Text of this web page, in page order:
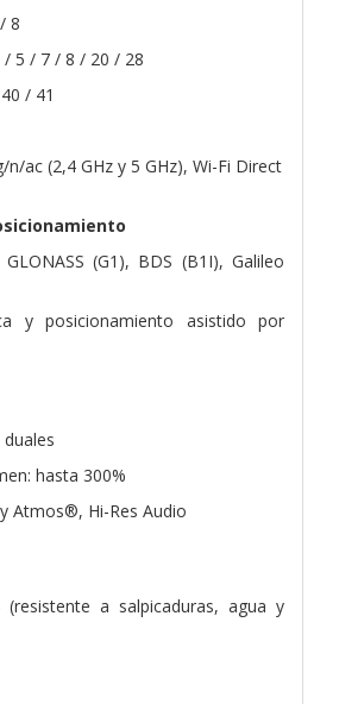
8
/ 5 / 7 / 8 / 20 / 28
/ 41
n/ac (2,4 GHz y 5 GHz), Wi-Fi Direct
GLONASS (G1), BDS (B1I), Galileo
y posicionamiento asistido por
hasta 300%
Atmos®, Hi-Res Audio
(resistente a salpicaduras, agua y